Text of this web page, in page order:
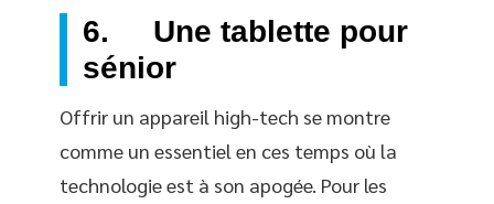
6. Une tablette pour
sénior
Offrir un appareil high-tech se montre
comme un essentiel en ces temps où la
technologie est à son apogée. Pour les